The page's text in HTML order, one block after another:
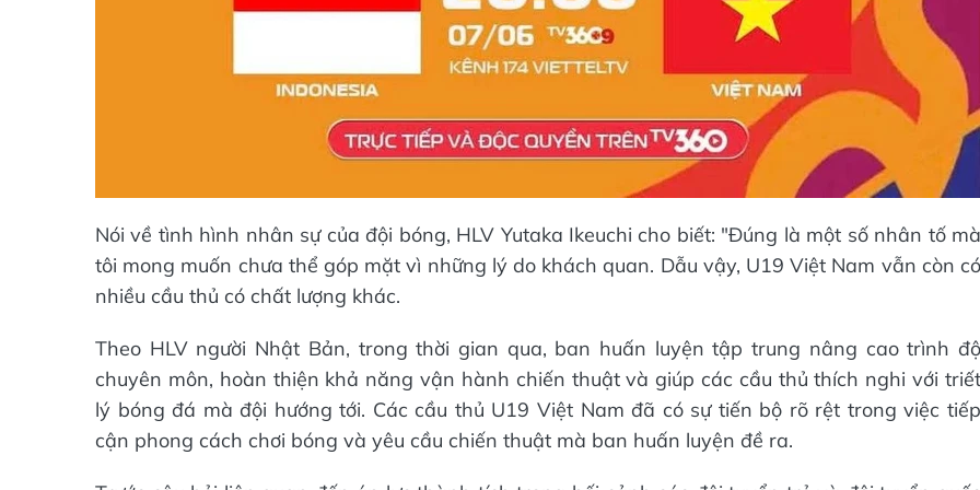
Nói về tình hình nhân sự của đội bóng, HLV Yutaka Ikeuchi cho biết: "Đúng là một số nhân tố mà
tôi mong muốn chưa thể góp mặt vì những lý do khách quan. Dẫu vậy, U19 Việt Nam vẫn còn có
nhiều cầu thủ có chất lượng khác.
Theo HLV người Nhật Bản, trong thời gian qua, ban huấn luyện tập trung nâng cao trình độ
chuyên môn, hoàn thiện khả năng vận hành chiến thuật và giúp các cầu thủ thích nghi với triết
lý bóng đá mà đội hướng tới. Các cầu thủ U19 Việt Nam đã có sự tiến bộ rõ rệt trong việc tiếp
cận phong cách chơi bóng và yêu cầu chiến thuật mà ban huấn luyện đề ra.